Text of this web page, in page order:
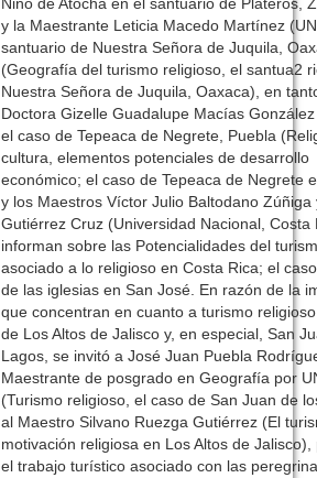
y la Maestrante Leticia Macedo Martínez
santuario de Nuestra Señora de Juquila,
(Geografía del turismo religioso, el santua2
Nuestra Señora de Juquila, Oaxaca), en
Doctora Gizelle Guadalupe Macías
el caso de Tepeaca de Negrete, Puebla
cultura, elementos potenciales de desarrollo
económico; el caso de Tepeaca de Negrete
y los Maestros Víctor Julio Baltodano Zúñiga
Gutiérrez Cruz (Universidad Nacional, Costa
informan sobre las Potencialidades del
asociado a lo religioso en Costa Rica; el
de las iglesias en San José. En razón de la
que concentran en cuanto a turismo
de Los Altos de Jalisco y, en especial, San
Lagos, se invitó a José Juan Puebla
Maestrante de posgrado en Geografía por
(Turismo religioso, el caso de San Juan de
al Maestro Silvano Ruezga Gutiérrez (El
motivación religiosa en Los Altos de
el trabajo turístico asociado con las